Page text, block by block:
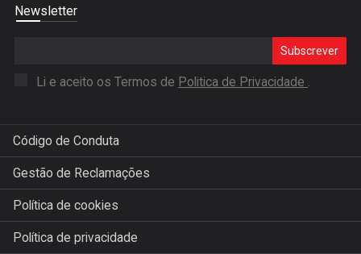
Newsletter
Subscrever
Li e aceito os Termos de Politica de Privacidade .
Código de Conduta
Gestão de Reclamações
Política de cookies
Política de privacidade